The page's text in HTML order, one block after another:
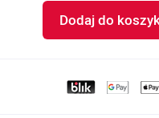
Dodaj do